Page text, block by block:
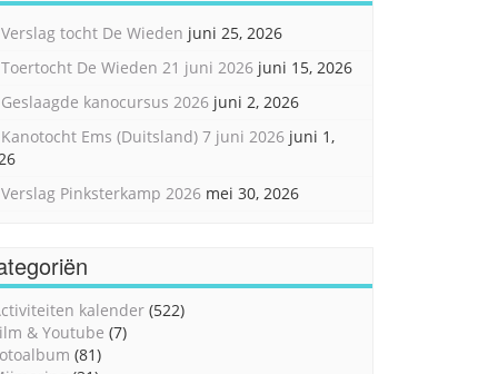
Verslag tocht De Wieden juni 25, 2026
Toertocht De Wieden 21 juni 2026 juni 15, 2026
Geslaagde kanocursus 2026 juni 2, 2026
Kanotocht Ems (Duitsland) 7 juni 2026 juni 1,
Verslag Pinksterkamp 2026 mei 30, 2026
kalender (522)
& Youtube (7)
(81)